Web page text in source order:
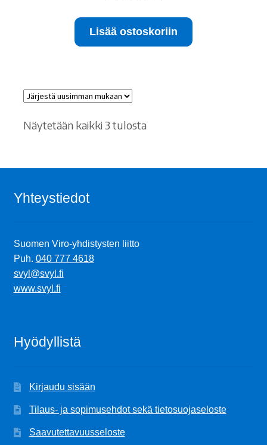
Lisää ostoskoriin
Näytetään kaikki 3 tulostaSorted
Yhteystiedot
Suomen Viro-yhdistysten liitto
Puh. 040 777 4618
svyl@svyl.fi
www.svyl.fi
Hyödyllistä
Kirjaudu sisään
Tilaus- ja sopimusehdot sekä tietosuojaseloste
Saavutettavuusseloste